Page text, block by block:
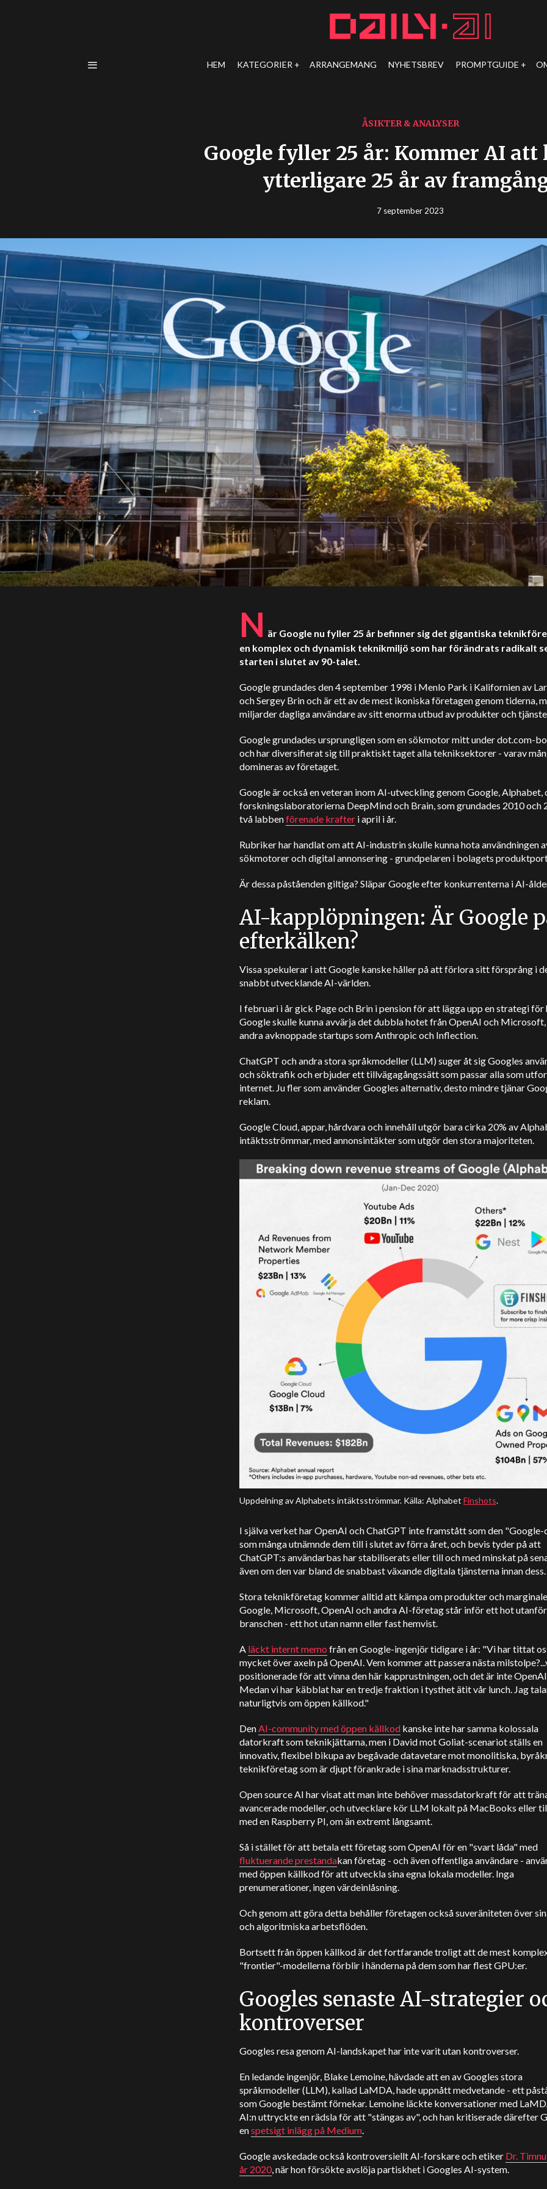
HEM KATEGORIER ARRANGEMANG NYHETSBREV PROMPTGUIDE
ÅSIKTER & ANALYSER
Google fyller 25 år: Kommer AI
ytterligare 25 år av
7 september 2023
N är Google nu fyller 25 år befinner sig det gigantiska
en komplex och dynamisk teknikmiljö som har förändrats radikalt
starten i slutet av 90-talet.
Google grundades den 4 september 1998 i Menlo Park i Kalifornien av
och Sergey Brin och är ett av de mest ikoniska företagen genom tiderna,
miljarder dagliga användare av sitt enorma utbud av produkter och
Google grundades ursprungligen som en sökmotor mitt under dot.com-
och har diversifierat sig till praktiskt taget alla tekniksektorer - varav
domineras av företaget.
Google är också en veteran inom AI-utveckling genom Google, Alphabet,
forskningslaboratorierna DeepMind och Brain, som grundades 2010 och
två labbenförenade krafter i april i år.
Rubriker har handlat om att AI-industrin skulle kunna hota användningen
sökmotorer och digital annonsering - grundpelaren i bolagets
Är dessa påståenden giltiga? Släpar Google efter konkurrenterna i AI-
AI-kapplöpningen: Är Google
efterkälken?
Vissa spekulerar i att Google kanske håller på att förlora sitt försprång i
snabbt utvecklande AI-världen.
I februari i år gick Page och Brin i pension för att lägga upp en strategi för
Google skulle kunna avvärja det dubbla hotet från OpenAI och
andra avknoppade startups som Anthropic och Inflection.
ChatGPT och andra stora språkmodeller (LLM) suger åt sig Googles
och söktrafik och erbjuder ett tillvägagångssätt som passar alla som
internet. Ju fler som använder Googles alternativ, desto mindre tjänar
reklam.
Google Cloud, appar, hårdvara och innehåll utgör bara cirka 20% av
intäktsströmmar, med annonsintäkter som utgör den stora majoriteten.
Uppdelning av Alphabets intäktsströmmar. Källa: Alphabet Finshots.
I själva verket har OpenAI och ChatGPT inte framstått som den
som många utnämnde dem till i slutet av förra året, och bevis tyder på att
ChatGPT:s användarbas har stabiliserats eller till och med minskat på
även om den var bland de snabbast växande digitala tjänsterna innan dess.
Stora teknikföretag kommer alltid att kämpa om produkter och
Google, Microsoft, OpenAI och andra AI-företag står inför ett hot utanför
branschen - ett hot utan namn eller fast hemvist.
A läckt internt memo från en Google-ingenjör tidigare i år: "Vi har tittat
mycket över axeln på OpenAI. Vem kommer att passera nästa
positionerade för att vinna den här kapprustningen, och det är inte
Medan vi har käbblat har en tredje fraktion i tysthet ätit vår lunch. Jag
naturligtvis om öppen källkod."
DenAI-community med öppen källkod kanske inte har samma kolossala
datorkraft som teknikjättarna, men i David mot Goliat-scenariot ställs en
innovativ, flexibel bikupa av begåvade datavetare mot monolitiska,
teknikföretag som är djupt förankrade i sina marknadsstrukturer.
Open source AI har visat att man inte behöver massdatorkraft för att
avancerade modeller, och utvecklare kör LLM lokalt på MacBooks eller
med en Raspberry PI, om än extremt långsamt.
Så i stället för att betala ett företag som OpenAI för en "svart låda" med
fluktuerande prestandakan företag - och även offentliga användare -
med öppen källkod för att utveckla sina egna lokala modeller. Inga
prenumerationer, ingen värdeinlåsning.
Och genom att göra detta behåller företagen också suveräniteten över
och algoritmiska arbetsflöden.
Bortsett från öppen källkod är det fortfarande troligt att de mest
"frontier"-modellerna förblir i händerna på dem som har flest GPU:er.
Googles senaste AI-strategier
kontroverser
Googles resa genom AI-landskapet har inte varit utan kontroverser.
En ledande ingenjör, Blake Lemoine, hävdade att en av Googles stora
språkmodeller (LLM), kallad LaMDA, hade uppnått medvetande - ett
som Google bestämt förnekar. Lemoine läckte konversationer med
AI:n uttryckte en rädsla för att "stängas av", och han kritiserade därefter
enspetsigt inlägg på Medium.
Google avskedade också kontroversiellt AI-forskare och etiker Dr.
år 2020, när hon försökte avslöja partiskhet i Googles AI-system.